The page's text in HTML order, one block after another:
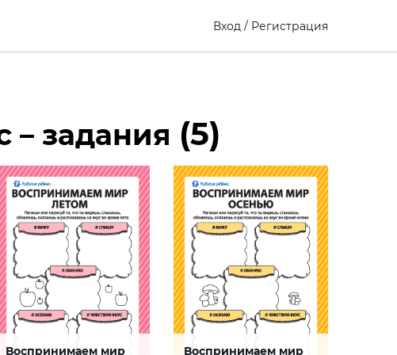
Вход / Регистрация
– задания (5)
Воспринимаем мир
Воспринимаем мир